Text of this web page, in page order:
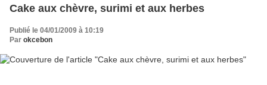
Cake aux chèvre, surimi et aux herbes
Publié le 04/01/2009 à 10:19
Par okcebon